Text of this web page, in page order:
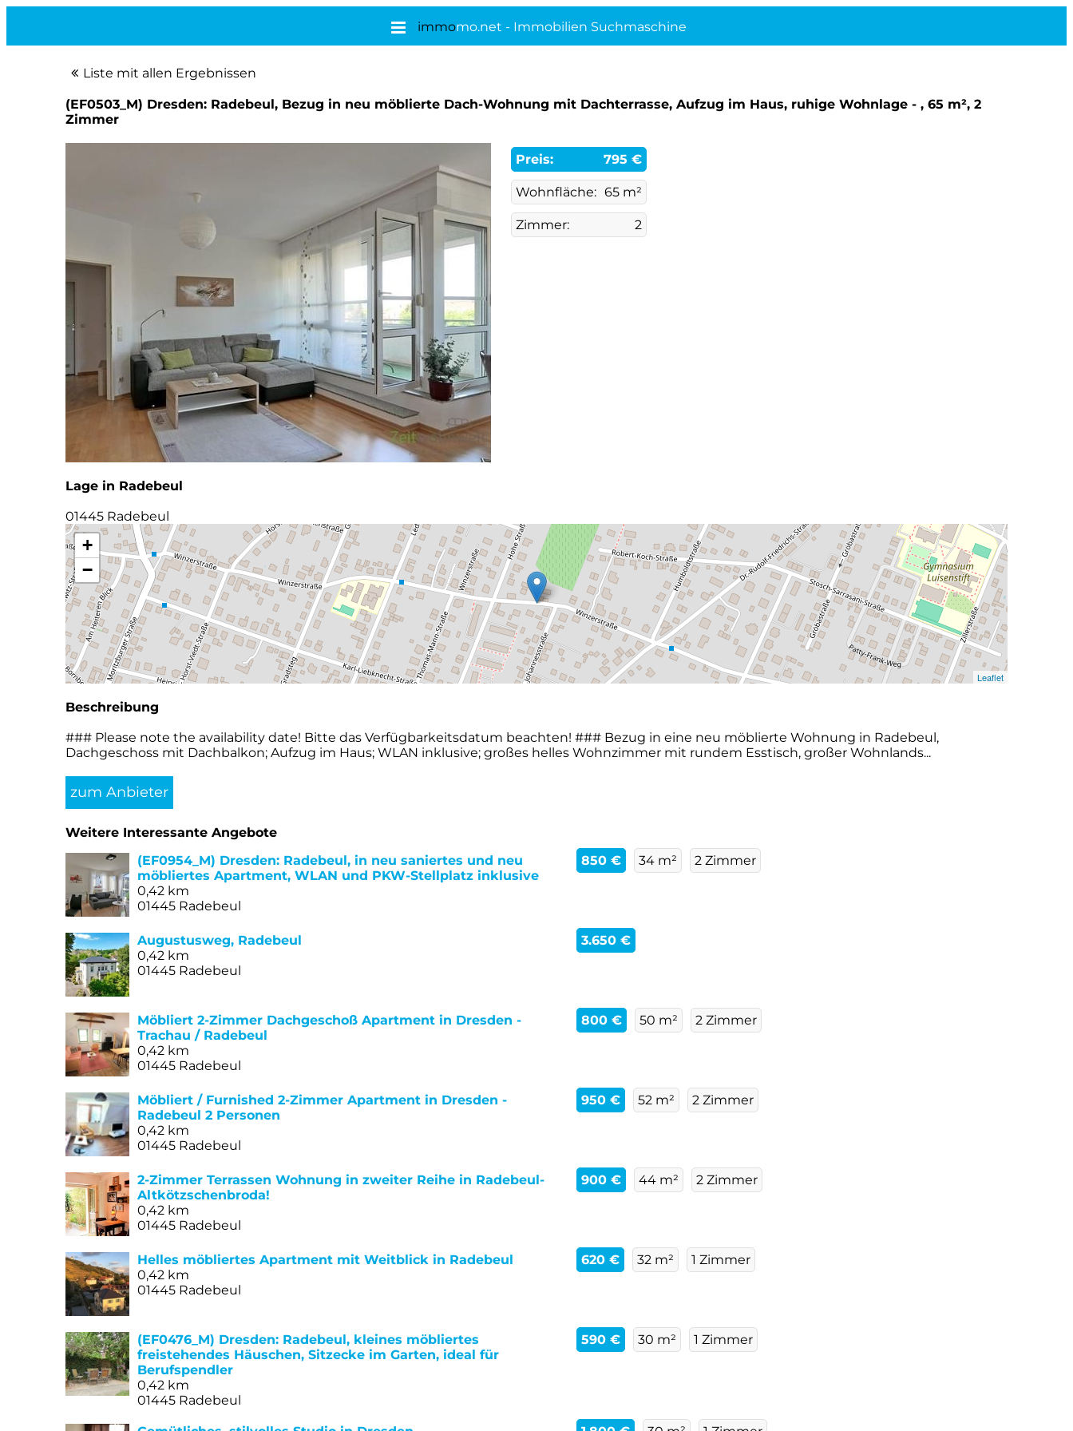
immomo.net - Immobilien Suchmaschine
Liste mit allen Ergebnissen
(EF0503_M) Dresden: Radebeul, Bezug in neu möblierte Dach-Wohnung mit Dachterrasse, Aufzug im Haus, ruhige Wohnlage - , 65 m², 2
Zimmer
Preis: 795 €
Wohnfläche: 65 m²
Zimmer: 2
Lage in Radebeul
01445 Radebeul
+
−
Leaflet
Beschreibung
### Please note the availability date! Bitte das Verfügbarkeitsdatum beachten! ### Bezug in eine neu möblierte Wohnung in Radebeul,
Dachgeschoss mit Dachbalkon; Aufzug im Haus; WLAN inklusive; großes helles Wohnzimmer mit rundem Esstisch, großer Wohnlands...
zum Anbieter
Weitere Interessante Angebote
(EF0954_M) Dresden: Radebeul, in neu saniertes und neu
möbliertes Apartment, WLAN und PKW-Stellplatz inklusive
0,42 km
01445 Radebeul
850 € 34 m² 2 Zimmer
Augustusweg, Radebeul
0,42 km
01445 Radebeul
3.650 €
Möbliert 2-Zimmer Dachgeschoß Apartment in Dresden -
Trachau / Radebeul
0,42 km
01445 Radebeul
800 € 50 m² 2 Zimmer
Möbliert / Furnished 2-Zimmer Apartment in Dresden -
Radebeul 2 Personen
0,42 km
01445 Radebeul
950 € 52 m² 2 Zimmer
2-Zimmer Terrassen Wohnung in zweiter Reihe in Radebeul-
Altkötzschenbroda!
0,42 km
01445 Radebeul
900 € 44 m² 2 Zimmer
Helles möbliertes Apartment mit Weitblick in Radebeul
0,42 km
01445 Radebeul
620 € 32 m² 1 Zimmer
(EF0476_M) Dresden: Radebeul, kleines möbliertes
freistehendes Häuschen, Sitzecke im Garten, ideal für
Berufspendler
0,42 km
01445 Radebeul
590 € 30 m² 1 Zimmer